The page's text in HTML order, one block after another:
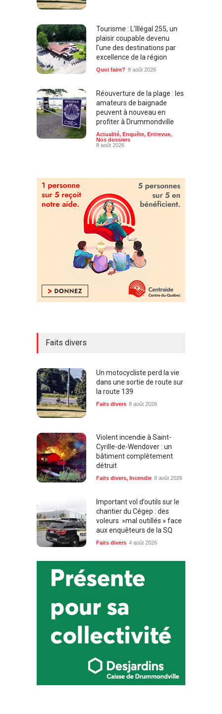
Tourisme : L’Illégal 255, un
plaisir coupable devenu
l’une des destinations par
excellence de la région
Quoi faire? 8 août 2026
Réouverture de la plage : les
amateurs de baignade
peuvent à nouveau en
profiter à Drummondville
Actualité, Enquête, Entrevue,
Nos dossiers
8 août 2026
Faits divers
Un motocycliste perd la vie
dans une sortie de route sur
la route 139
Faits divers 8 août 2026
Violent incendie à Saint-
Cyrille-de-Wendover : un
bâtiment complètement
détruit
Faits divers, Incendie 8 août 2026
Important vol d’outils sur le
chantier du Cégep : des
voleurs »mal outillés » face
aux enquêteurs de la SQ
Faits divers 4 août 2026